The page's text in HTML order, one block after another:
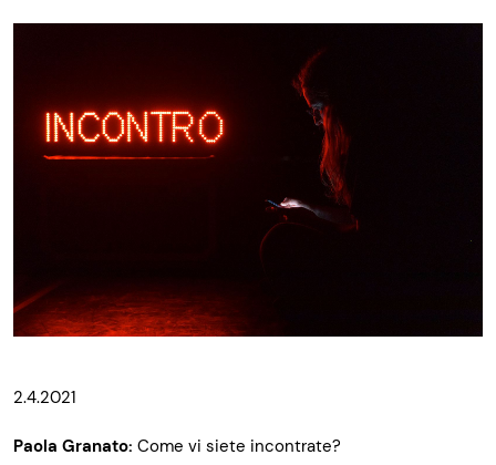
2.4.2021
Paola Granato: Come vi siete incontrate?